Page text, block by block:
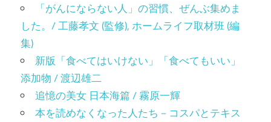
「がんにならない人」の習慣、ぜんぶ集めま
した。/ 工藤孝文 (監修), ホームライフ取材班 (編
集)
新版「食べてはいけない」「食べてもいい」
添加物 / 渡辺雄二
追憶の美女 日本海篇 / 霧原一輝
本を読めなくなった人たち－コスパとテキス